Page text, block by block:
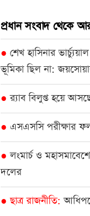
প্রধান সংবাদ থেকে
● শেখ হাসিনার
ভূমিকা ছিল না:
● র‌্যাব বিলুপ্ত হয়ে
● এসএসসি পরীক্ষার
● লংমার্চ ও
দলের
● ছাত্র রাজনীতি